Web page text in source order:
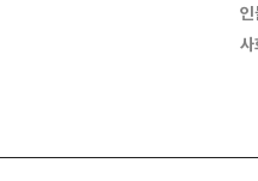
인
사